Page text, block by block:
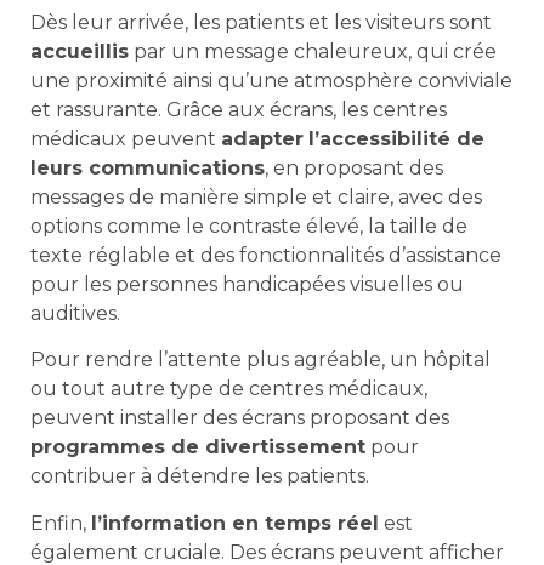
Dès leur arrivée, les patients et les visiteurs sont
accueillis par un message chaleureux, qui crée
une proximité ainsi qu’une atmosphère conviviale
et rassurante. Grâce aux écrans, les centres
médicaux peuvent adapter l’accessibilité de
leurs communications, en proposant des
messages de manière simple et claire, avec des
options comme le contraste élevé, la taille de
texte réglable et des fonctionnalités d’assistance
pour les personnes handicapées visuelles ou
auditives.
Pour rendre l’attente plus agréable, un hôpital
ou tout autre type de centres médicaux,
peuvent installer des écrans proposant des
programmes de divertissement pour
contribuer à détendre les patients.
Enfin, l’information en temps réel est
également cruciale. Des écrans peuvent afficher